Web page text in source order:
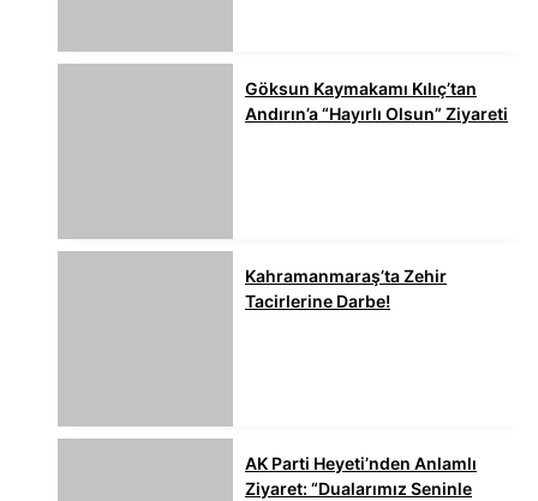
Göksun Kaymakamı Kılıç’tan
Andırın’a “Hayırlı Olsun” Ziyareti
Kahramanmaraş’ta Zehir
Tacirlerine Darbe!
AK Parti Heyeti’nden Anlamlı
Ziyaret: “Dualarımız Seninle